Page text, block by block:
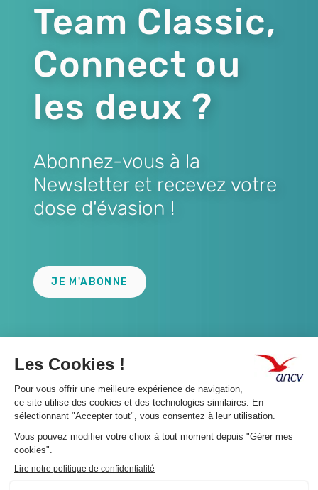
Team Classic,
Connect ou
les deux ?
Abonnez-vous à la
Newsletter et recevez votre
dose d'évasion !
JE M'ABONNE
A propos 👇